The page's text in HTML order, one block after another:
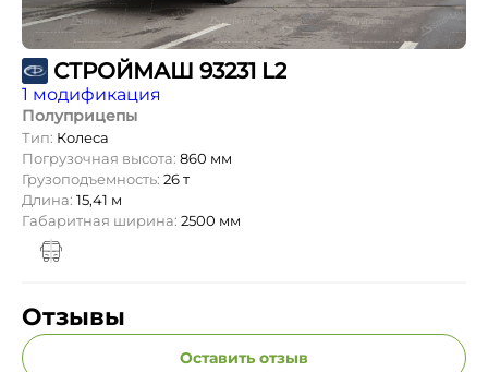
СТРОЙМАШ 93231 L2
1 модификация
Полуприцепы
Тип: Колеса
Погрузочная высота: 860 мм
Грузоподъемность: 26 т
Длина: 15,41 м
Габаритная ширина: 2500 мм
Отзывы
Оставить отзыв